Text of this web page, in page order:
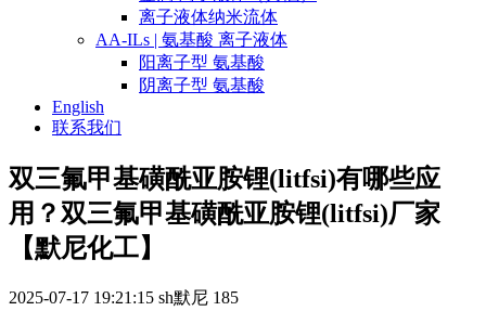
离子液体纳米流体
AA-ILs | 氨基酸 离子液体
阳离子型 氨基酸
阴离子型 氨基酸
English
联系我们
双三氟甲基磺酰亚胺锂(litfsi)有哪些应
用？双三氟甲基磺酰亚胺锂(litfsi)厂家
【默尼化工】
2025-07-17 19:21:15 sh默尼 185